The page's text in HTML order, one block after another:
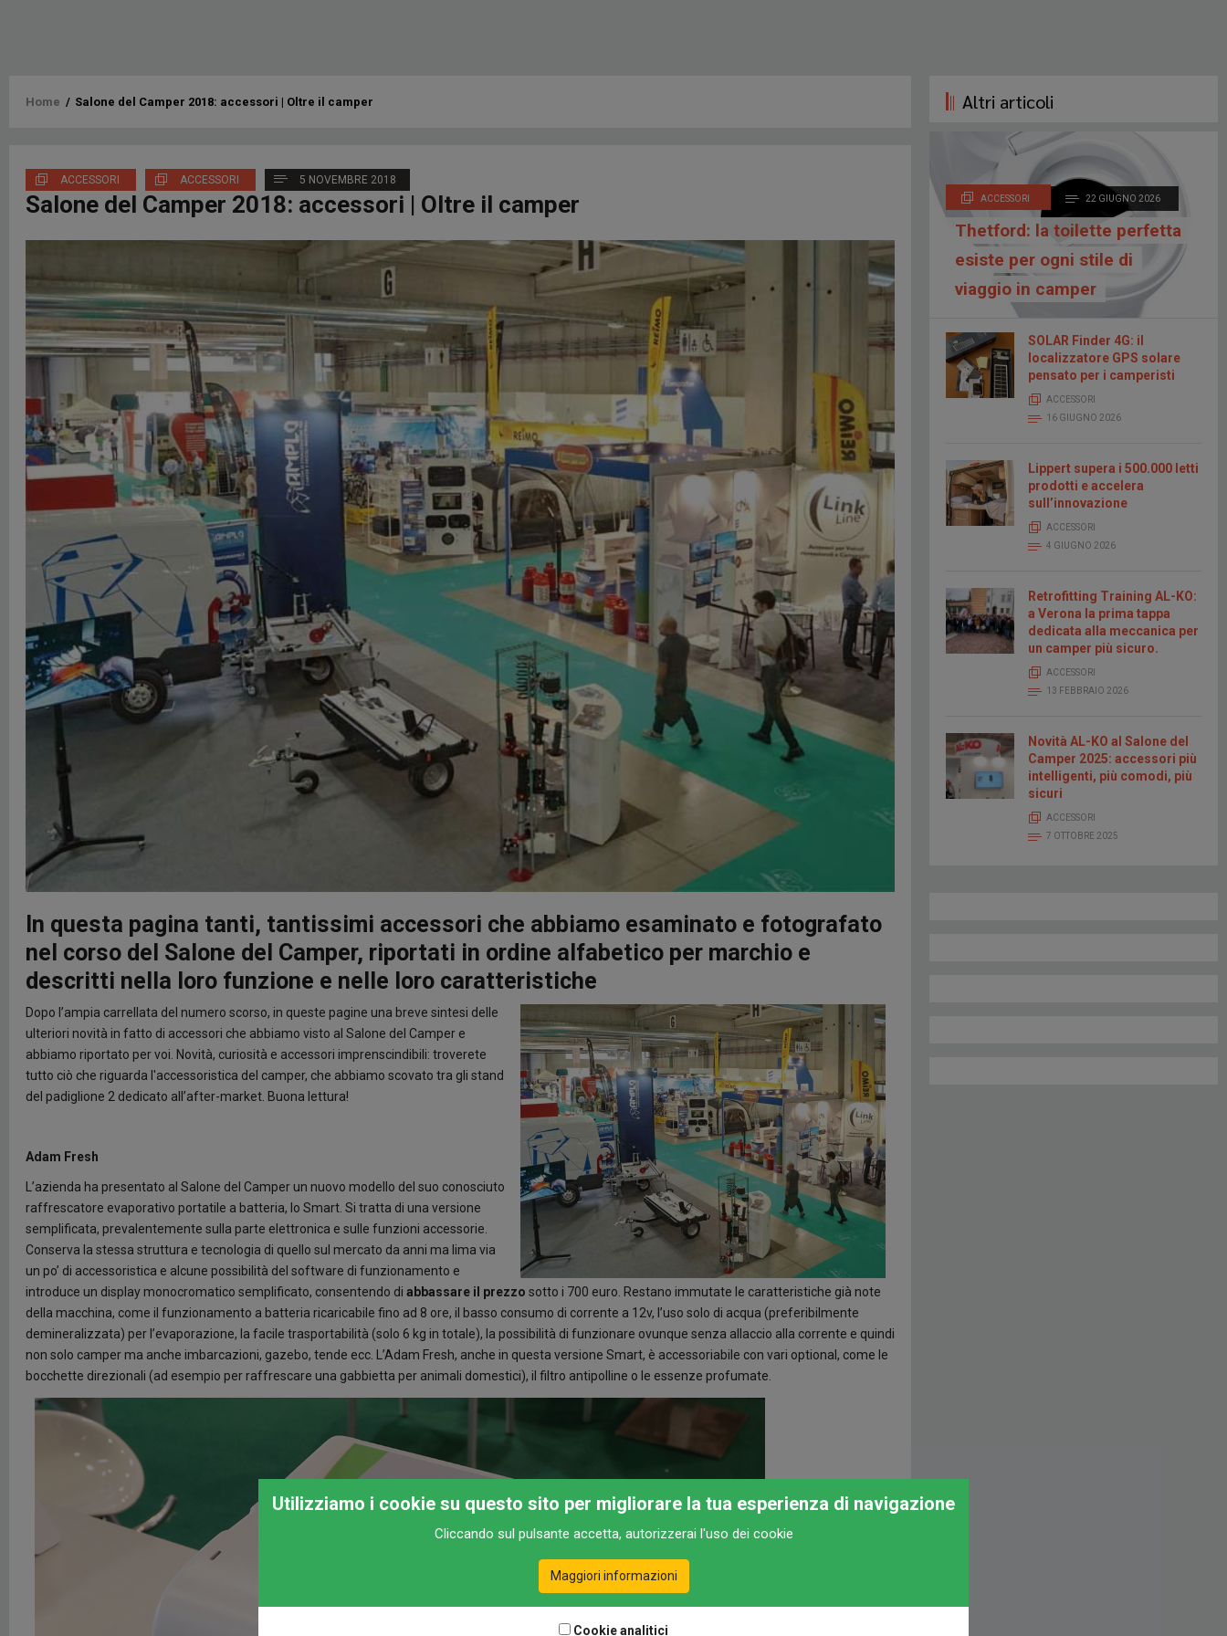
Briciole
pane
Home / Salone del Camper 2018: accessori | Oltre il camper
ACCESSORI ACCESSORI 5 NOVEMBRE 2018
Salone del Camper 2018: accessori | Oltre il camper
In questa pagina tanti, tantissimi accessori che abbiamo esaminato e fotografato
nel corso del Salone del Camper, riportati in ordine alfabetico per marchio e
descritti nella loro funzione e nelle loro caratteristiche
Dopo l’ampia carrellata del numero scorso, in queste pagine una breve sintesi delle
ulteriori novità in fatto di accessori che abbiamo visto al Salone del Camper e
abbiamo riportato per voi. Novità, curiosità e accessori imprenscindibili: troverete
tutto ciò che riguarda l'accessoristica del camper, che abbiamo scovato tra gli stand
del padiglione 2 dedicato all’after-market. Buona lettura!
Adam Fresh
L’azienda ha presentato al Salone del Camper un nuovo modello del suo conosciuto
raffrescatore evaporativo portatile a batteria, lo Smart. Si tratta di una versione
semplificata, prevalentemente sulla parte elettronica e sulle funzioni accessorie.
Conserva la stessa struttura e tecnologia di quello sul mercato da anni ma lima via
un po’ di accessoristica e alcune possibilità del software di funzionamento e
introduce un display monocromatico semplificato, consentendo di abbassare il prezzo sotto i 700 euro. Restano immutate le caratteristiche già note
della macchina, come il funzionamento a batteria ricaricabile fino ad 8 ore, il basso consumo di corrente a 12v, l’uso solo di acqua (preferibilmente
demineralizzata) per l’evaporazione, la facile trasportabilità (solo 6 kg in totale), la possibilità di funzionare ovunque senza allaccio alla corrente e quindi
non solo camper ma anche imbarcazioni, gazebo, tende ecc. L’Adam Fresh, anche in questa versione Smart, è accessoriabile con vari optional, come le
bocchette direzionali (ad esempio per raffrescare una gabbietta per animali domestici), il filtro antipolline o le essenze profumate.
Altri articoli
ACCESSORI 22 GIUGNO 2026
Thetford: la toilette perfetta
esiste per ogni stile di
viaggio in camper
SOLAR Finder 4G: il
localizzatore GPS solare
pensato per i camperisti
ACCESSORI
16 GIUGNO 2026
Lippert supera i 500.000 letti
prodotti e accelera
sull’innovazione
ACCESSORI
4 GIUGNO 2026
Retrofitting Training AL-KO:
a Verona la prima tappa
dedicata alla meccanica per
un camper più sicuro.
ACCESSORI
13 FEBBRAIO 2026
Novità AL-KO al Salone del
Camper 2025: accessori più
intelligenti, più comodi, più
sicuri
ACCESSORI
7 OTTOBRE 2025
Utilizziamo i cookie su questo sito per migliorare la tua esperienza di navigazione
Cliccando sul pulsante accetta, autorizzerai l'uso dei cookie
Maggiori informazioni
Cookie analitici